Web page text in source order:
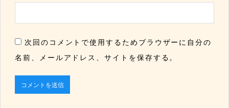
次回のコメントで使用するためブラウザーに自分の
名前、メールアドレス、サイトを保存する。